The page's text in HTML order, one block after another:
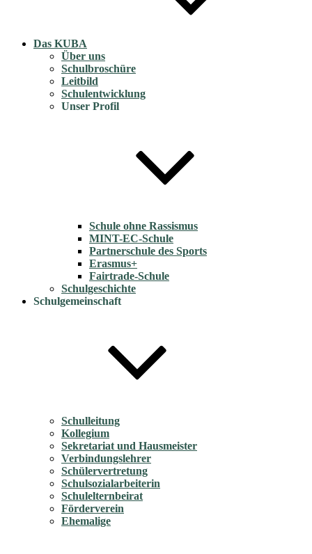
Das KUBA
Über uns
Schulbroschüre
Leitbild
Schulentwicklung
Unser Profil
Schule ohne Rassismus
MINT-EC-Schule
Partnerschule des Sports
Erasmus+
Fairtrade-Schule
Schulgeschichte
Schulgemeinschaft
Schulleitung
Kollegium
Sekretariat und Hausmeister
Verbindungslehrer
Schülervertretung
Schulsozialarbeiterin
Schulelternbeirat
Förderverein
Ehemalige